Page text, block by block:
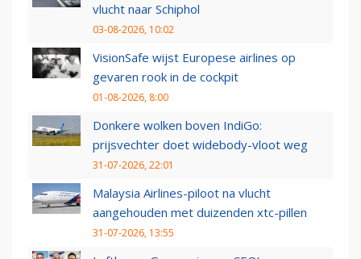
vlucht naar Schiphol
03-08-2026, 10:02
VisionSafe wijst Europese airlines op
gevaren rook in de cockpit
01-08-2026, 8:00
Donkere wolken boven IndiGo:
prijsvechter doet widebody-vloot weg
31-07-2026, 22:01
Malaysia Airlines-piloot na vlucht
aangehouden met duizenden xtc-pillen
31-07-2026, 13:55